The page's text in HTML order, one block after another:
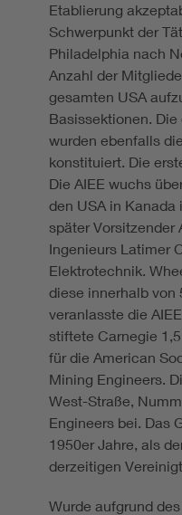
Etablierung
Schwerpunkt der
Philadelphia nach
Anzahl der
gesamten USA
Basissektionen.
wurden ebenfalls
konstituiert. Die
Die AIEE wuchs
den USA in Kanada
später Vorsitzender
Ingenieurs Latimer
Elektrotechnik.
diese innerhalb von
veranlasste die
stiftete Carnegie
für die American
Mining Engineers.
West-Straße,
Engineers bei. Das
1950er Jahre, als
derzeitigen
Wurde aufgrund